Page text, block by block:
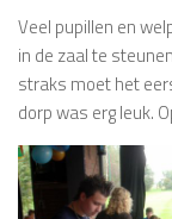
Veel pupillen en
in de zaal te
straks moet het
dorp was erg leuk.